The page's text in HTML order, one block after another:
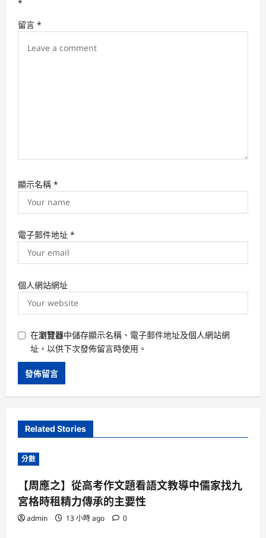
t
i
*
留言 *
顯示名稱 *
電子郵件地址 *
個人網站網址
在瀏覽器中儲存顯示名稱、電子郵件地址及個人網站網
址，以供下次發佈留言時使用。
Related Stories
分數
【周應之】從高考作文題看語文教導中儒家找九
宮格時租精力傳承的主要性
admin 13 小時 ago 0